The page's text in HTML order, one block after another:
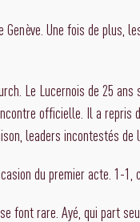
Une fois de plus,
Le Lucernois de 25 ans
officielle. Il a repris
leaders incontestés de
du premier acte. 1-1,
font rare. Ayé, qui part